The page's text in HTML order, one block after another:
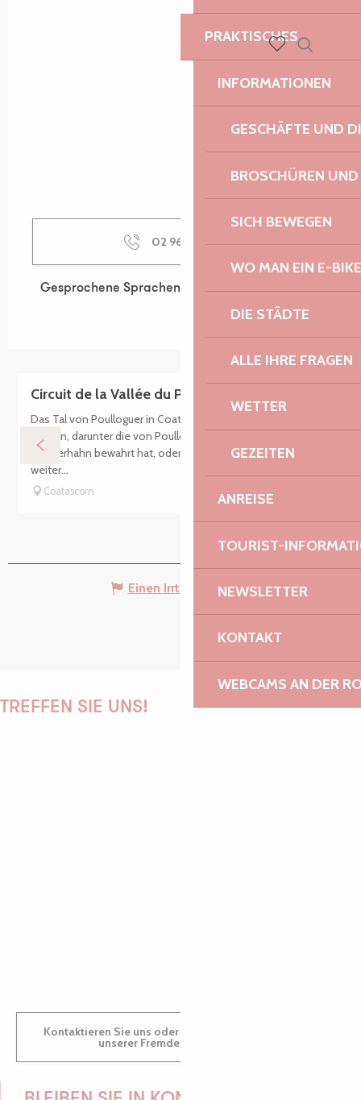
PRAKTISCHES
INFORMATIONEN
GESCHÄFTE UND
BROSCHÜREN
SICH BEWEGEN
WO MAN EIN E-
DIE STÄDTE
ALLE IHRE FRAGEN
WETTER
GEZEITEN
ANREISE
TOURIST-
NEWSLETTER
KONTAKT
WEBCAMS AN DER
Suche
02 96 05 60▒▒
Gesprochene Sprachen
Gesprochene Sprachen
Circuit de la Vallée du Poulloguer
Das Tal von Poulloguer in Coatascron beherbergt mehrere
Mühlen, darunter die von Poulloguer, die ihr Rad und ihren
Wasserhahn bewahrt hat, oder die von Brélantec etwas
weiter...
Coatascorn
Einen Irrtum angeben
TREFFEN SIE UNS!
Kontaktieren Sie uns oder besuchen Sie uns in einem
unserer Fremdenverkehrsbüros.